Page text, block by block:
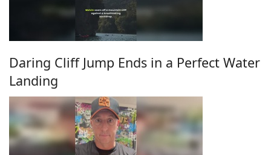
Daring Cliff Jump Ends in a Perfect Water
Landing